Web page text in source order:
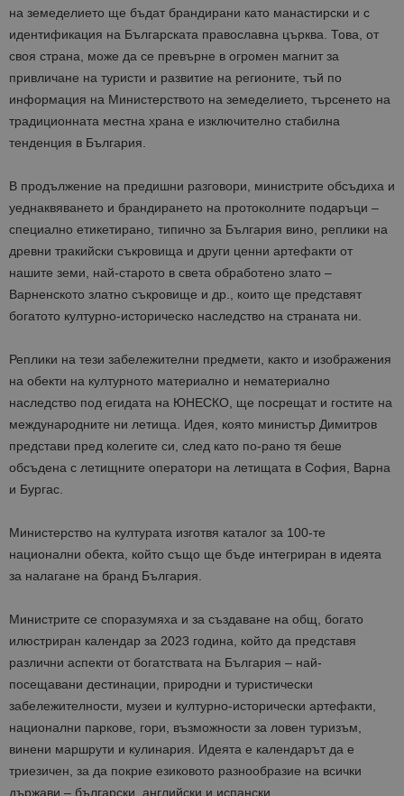
на земеделието ще бъдат брандирани като манастирски и с
идентификация на Българската православна църква. Това, от
своя страна, може да се превърне в огромен магнит за
привличане на туристи и развитие на регионите, тъй по
информация на Министерството на земеделието, търсенето на
традиционната местна храна е изключително стабилна
тенденция в България.
В продължение на предишни разговори, министрите обсъдиха и
уеднаквяването и брандирането на протоколните подаръци –
специално етикетирано, типично за България вино, реплики на
древни тракийски съкровища и други ценни артефакти от
нашите земи, най-старото в света обработено злато –
Варненското златно съкровище и др., които ще представят
богатото културно-историческо наследство на страната ни.
Реплики на тези забележителни предмети, както и изображения
на обекти на културното материално и нематериално
наследство под егидата на ЮНЕСКО, ще посрещат и гостите на
международните ни летища. Идея, която министър Димитров
представи пред колегите си, след като по-рано тя беше
обсъдена с летищните оператори на летищата в София, Варна
и Бургас.
Министерство на културата изготвя каталог за 100-те
национални обекта, който също ще бъде интегриран в идеята
за налагане на бранд България.
Министрите се споразумяха и за създаване на общ, богато
илюстриран календар за 2023 година, който да представя
различни аспекти от богатствата на България – най-
посещавани дестинации, природни и туристически
забележителности, музеи и културно-исторически артефакти,
национални паркове, гори, възможности за ловен туризъм,
винени маршрути и кулинария. Идеята е календарът да е
триезичен, за да покрие езиковото разнообразие на всички
държави – български, английски и испански.